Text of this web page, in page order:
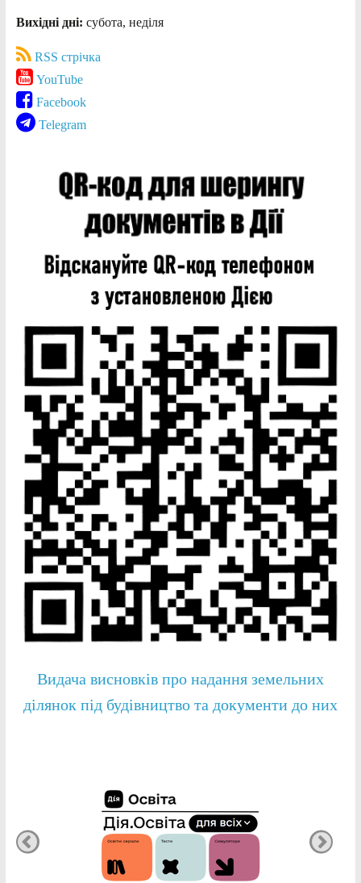
Вихідні дні: субота, неділя
RSS стрічка
YouTube
Facebook
Telegram
Видача висновків про надання земельних
ділянок під будівництво та документи до них